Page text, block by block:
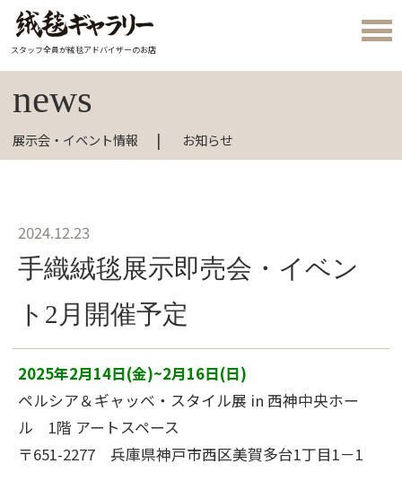
スタッフ全員が絨毯アドバイザーのお店
news
展示会・イベント情報 お知らせ
2024.12.23
手織絨毯展示即売会・イベン
ト2月開催予定
2025年2月14日(金)~2月16日(日)
ペルシア＆ギャッベ・スタイル展 in 西神中央ホー
ル 1階 アートスペース
〒651-2277 兵庫県神戸市西区美賀多台1丁目1－1